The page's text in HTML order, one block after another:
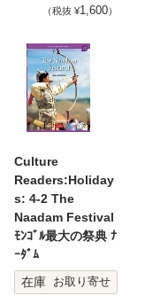
（税抜 ¥1,600）
Culture
Readers:Holiday
s: 4-2 The
Naadam Festival
ﾓﾝｺﾞﾙ最大の祭典 ﾅ
ｰﾀﾞﾑ
在庫
お取り寄せ